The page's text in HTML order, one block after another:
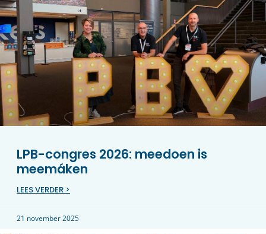
LPB-congres 2026: meedoen is
meemáken
LEES VERDER >
21 november 2025